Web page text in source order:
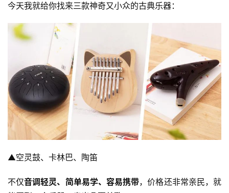
今天我就给你找来三款神奇又小众的古典乐器：
▲空灵鼓、卡林巴、陶笛
不仅音调轻灵、简单易学、容易携带，价格还非常亲民，就